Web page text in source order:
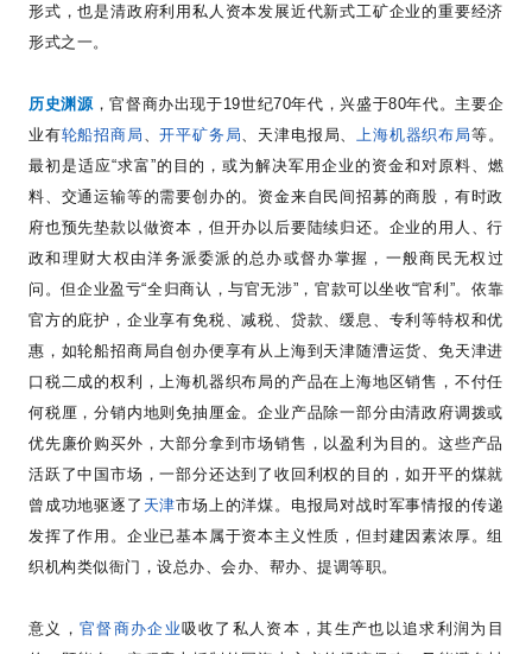
形式，也是清政府利用私人资本发展近代新式工矿企业的重要经济
形式之一。
历史渊源，官督商办出现于19世纪70年代，兴盛于80年代。主要企
业有轮船招商局 、开平矿务局、天津电报局、上海机器织布局等。
最初是适应“求富”的目的，或为解决军用企业的资金和对原料、燃
料、交通运输等的需要创办的。资金来自民间招募的商股，有时政
府也预先垫款以做资本，但开办以后要陆续归还。企业的用人、行
政和理财大权由洋务派委派的总办或督办掌握，一般商民无权过
问。但企业盈亏“全归商认，与官无涉” ，官款可以坐收“官利 ”。依靠
官方的庇护，企业享有免税、减税、贷款、缓息、专利等特权和优
惠，如轮船招商局自创办便享有从上海到天津随漕运货、免天津进
口税二成的权利，上海机器织布局的产品在上海地区销售，不付任
何税厘，分销内地则免抽厘金。企业产品除一部分由清政府调拨或
优先廉价购买外，大部分拿到市场销售，以盈利为目的。这些产品
活跃了中国市场，一部分还达到了收回利权的目的，如开平的煤就
曾成功地驱逐了 天津市场上的洋煤。电报局对战时军事情报的传递
发挥了作用。企业已基本属于资本主义性质，但封建因素浓厚。组
织机构类似衙门，设总办、会办、帮办、提调等职。
意义， 官督商办企业吸收了私人资本，其生产也以追求利润为目